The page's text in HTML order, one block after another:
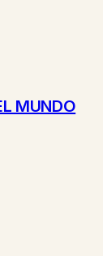
MUNDO